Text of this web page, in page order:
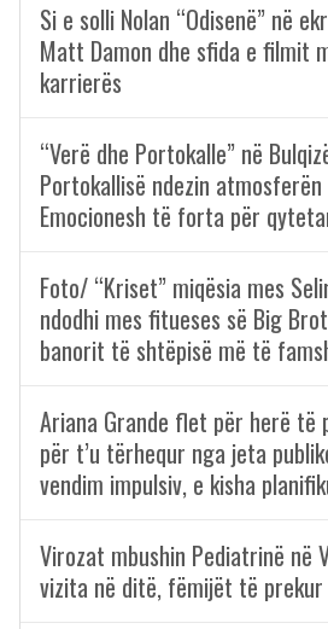
Si e solli Nolan “Odisenë” në
Matt Damon dhe sfida e filmit
karrierës
“Verë dhe Portokalle” në
Portokallisë ndezin
Emocionesh të forta për
Foto/ “Kriset” miqësia mes
ndodhi mes fitueses së Big
banorit të shtëpisë më të
Ariana Grande flet për herë të
për t’u tërhequr nga jeta
vendim impulsiv, e kisha
Virozat mbushin Pediatrinë në
vizita në ditë, fëmijët të